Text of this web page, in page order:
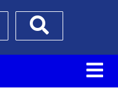
проезда